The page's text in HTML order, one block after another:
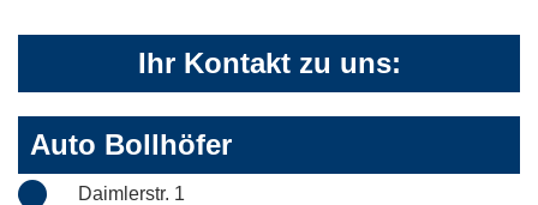
Ihr Kontakt zu uns:
Auto Bollhöfer
Daimlerstr. 1